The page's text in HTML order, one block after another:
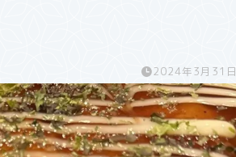
2024年3月31日